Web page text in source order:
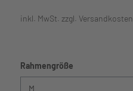
inkl. MwSt. zzgl. Versandkosten
Rahmengröße